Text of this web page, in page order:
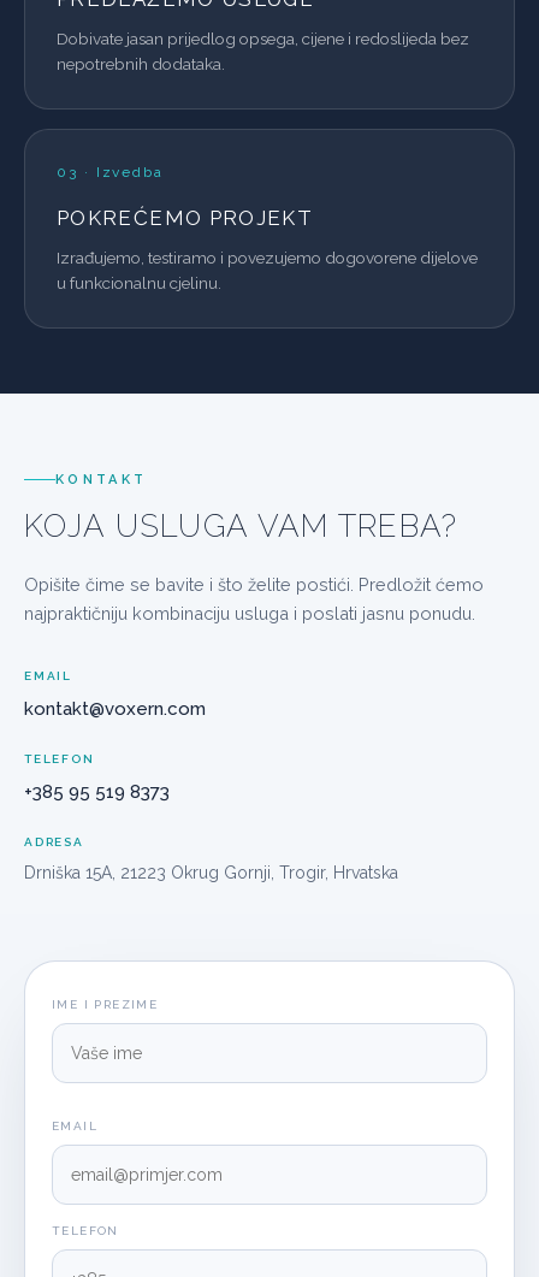
Dobivate jasan prijedlog opsega, cijene i redoslijeda bez
nepotrebnih dodataka.
03 · Izvedba
POKREĆEMO PROJEKT
Izrađujemo, testiramo i povezujemo dogovorene dijelove
u funkcionalnu cjelinu.
KONTAKT
KOJA USLUGA VAM TREBA?
Opišite čime se bavite i što želite postići. Predložit ćemo
najpraktičniju kombinaciju usluga i poslati jasnu ponudu.
EMAIL
kontakt@voxern.com
TELEFON
+385 95 519 8373
ADRESA
Drniška 15A, 21223 Okrug Gornji, Trogir, Hrvatska
IME I PREZIME
EMAIL
TELEFON